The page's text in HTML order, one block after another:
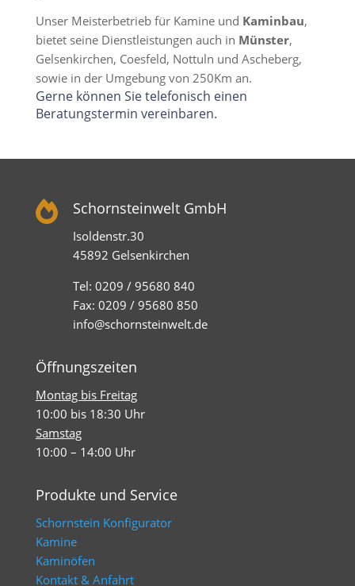
Unser Meisterbetrieb für Kamine und Kaminbau,
bietet seine Dienstleistungen auch in Münster,
Gelsenkirchen, Coesfeld, Nottuln und Ascheberg,
sowie in der Umgebung von 250Km an.
Gerne können Sie telefonisch einen
Beratungstermin vereinbaren.
 Schornsteinwelt GmbH
Isoldenstr.30
45892 Gelsenkirchen
Tel: 0209 / 95680 840
Fax: 0209 / 95680 850
info@schornsteinwelt.de
Öffnungszeiten
Montag bis Freitag
10:00 bis 18:30 Uhr
Samstag
10:00 – 14:00 Uhr
Produkte und Service
Schornstein Konfigurator
Kamine
Kaminöfen
Kontakt & Anfahrt